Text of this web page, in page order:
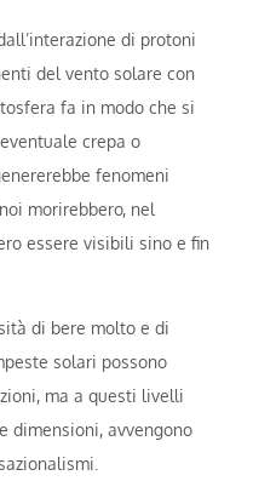
di protoni
del vento solare con
fa in modo che si
crepa o
fenomeni
morirebbero, nel
essere visibili sino e fin
di bere molto e di
solari possono
ma a questi livelli
dimensioni, avvengono